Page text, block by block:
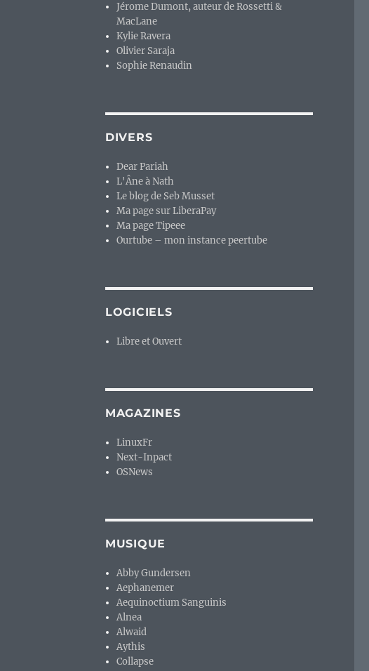
Jérome Dumont, auteur de Rossetti &
MacLane
Kylie Ravera
Olivier Saraja
Sophie Renaudin
DIVERS
Dear Pariah
L'Âne à Nath
Le blog de Seb Musset
Ma page sur LiberaPay
Ma page Tipeee
Ourtube – mon instance peertube
LOGICIELS
Libre et Ouvert
MAGAZINES
LinuxFr
Next-Inpact
OSNews
MUSIQUE
Abby Gundersen
Aephanemer
Aequinoctium Sanguinis
Alnea
Alwaid
Aythis
Collapse